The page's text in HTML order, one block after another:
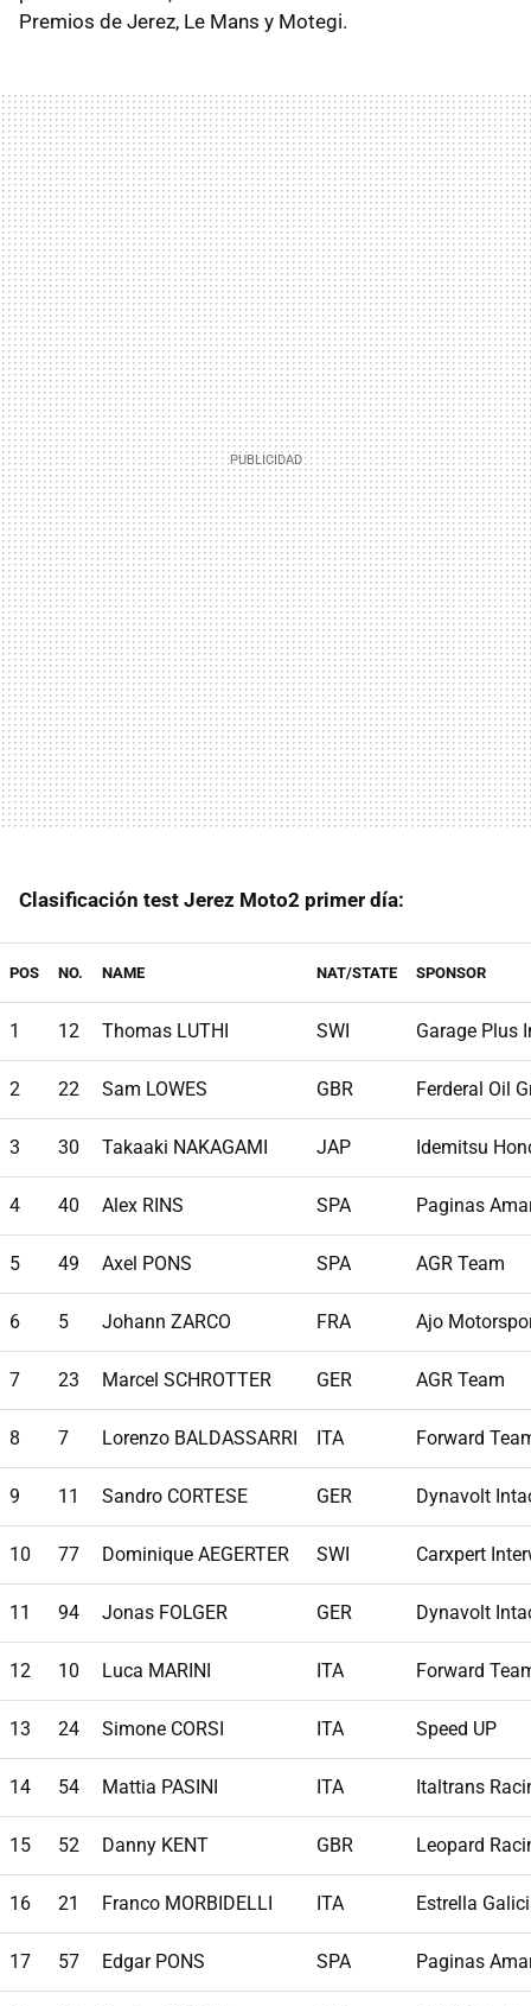
Premios de Jerez, Le Mans y Motegi.
Clasificación test Jerez Moto2 primer día:
POS NO. NAME NAT/STATE SPONSOR
1 12 Thomas LUTHI SWI Garage Plus
2 22 Sam LOWES GBR Ferderal Oil
3 30 Takaaki NAKAGAMI JAP Idemitsu
4 40 Alex RINS SPA Paginas
5 49 Axel PONS SPA AGR Team
6 5 Johann ZARCO FRA Ajo
7 23 Marcel SCHROTTER GER AGR Team
8 7 Lorenzo BALDASSARRI ITA Forward
9 11 Sandro CORTESE GER Dynavolt
10 77 Dominique AEGERTER SWI Carxpert
11 94 Jonas FOLGER GER Dynavolt
12 10 Luca MARINI ITA Forward
13 24 Simone CORSI ITA Speed UP
14 54 Mattia PASINI ITA Italtrans
15 52 Danny KENT GBR Leopard
16 21 Franco MORBIDELLI ITA Estrella
17 57 Edgar PONS SPA Paginas